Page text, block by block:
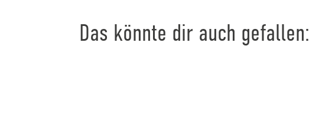
Das könnte dir auch gefallen: